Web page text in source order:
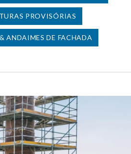
PROVISÓRIAS
ANDAIMES DE FACHADA